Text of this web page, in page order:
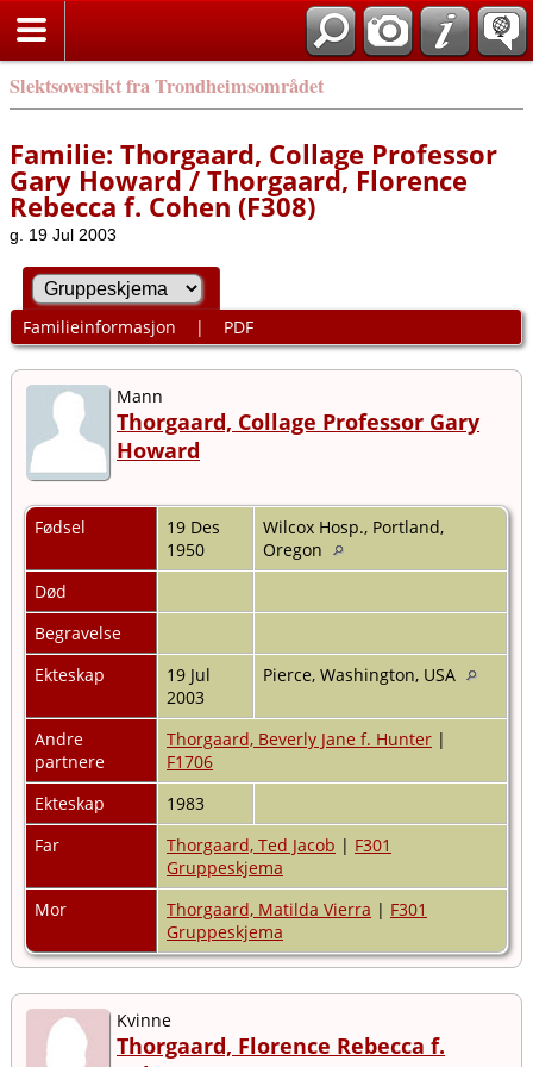
Slektsoversikt fra Trondheimsområdet
Familie: Thorgaard, Collage Professor
Gary Howard / Thorgaard, Florence
Rebecca f. Cohen (F308)
g. 19 Jul 2003
Familieinformasjon | PDF
Mann
Thorgaard, Collage Professor Gary
Howard
Fødsel
19 Des
1950
Wilcox Hosp., Portland,
Oregon
Død
Begravelse
Ekteskap
19 Jul
2003
Pierce, Washington, USA
Andre
partnere
Thorgaard, Beverly Jane f. Hunter |
F1706
Ekteskap
1983
Far
Thorgaard, Ted Jacob | F301
Gruppeskjema
Mor
Thorgaard, Matilda Vierra | F301
Gruppeskjema
Kvinne
Thorgaard, Florence Rebecca f.